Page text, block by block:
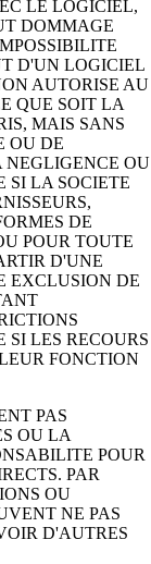
LE LOGICIEL,
DOMMAGE
D'UN LOGICIEL
AUTORISE AU
QUE SOIT LA
MAIS SANS
OU DE
NEGLIGENCE OU
SI LA SOCIETE
DE
POUR TOUTE
D'UNE
EXCLUSION DE
SI LES RECOURS
FONCTION
PAS
OU LA
POUR
PAR
OU
NE PAS
D'AUTRES